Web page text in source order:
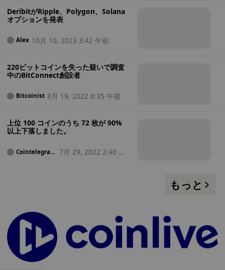
DeribitがRipple、Polygon、Solana
オプションを発表
Alex 10月 10, 2023 3:42 午前
220ビットコインを失った疑いで調査
中のBitConnect創設者
Bitcoinist 8月 19, 2022 8:35 午後
上位 100 コインのうち 72 枚が 90%
以上下落しました。
Cointelegrap
7月 29, 2022 2:46 午
もっと